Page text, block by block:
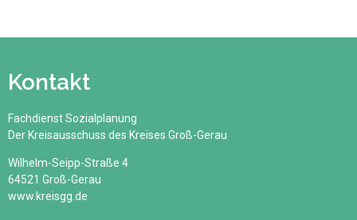
Kontakt
Fachdienst Sozialplanung
Der Kreisausschuss des Kreises Groß-Gerau
Wilhelm-Seipp-Straße 4
64521 Groß-Gerau
www.kreisgg.de